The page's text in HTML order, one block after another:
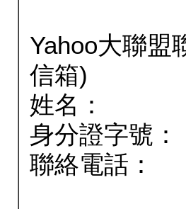
Yahoo大聯盟
信箱)
姓名：
身分證字號：
聯絡電話：